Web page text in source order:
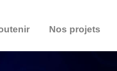
Nos projets